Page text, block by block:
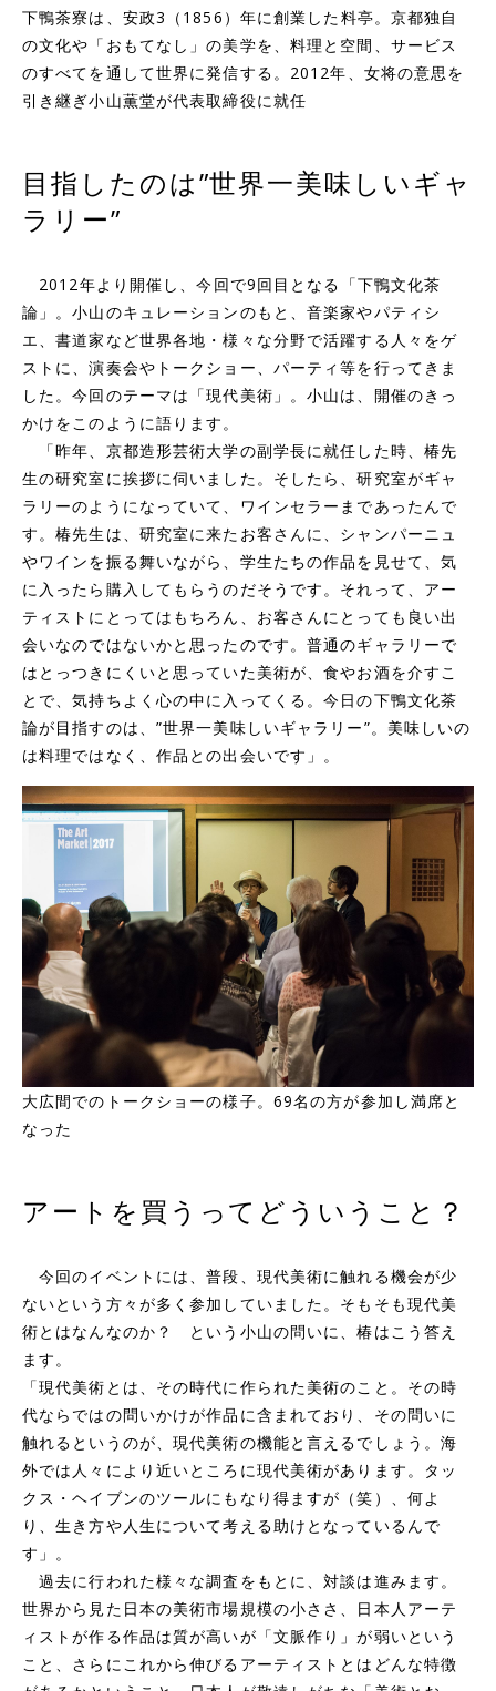
下鴨茶寮は、安政3（1856）年に創業した料亭。京都独自
の文化や「おもてなし」の美学を、料理と空間、サービス
のすべてを通して世界に発信する。2012年、女将の意思を
引き継ぎ小山薫堂が代表取締役に就任
目指したのは”世界一美味しいギャ
ラリー”
2012年より開催し、今回で9回目となる「下鴨文化茶
論」。小山のキュレーションのもと、音楽家やパティシ
エ、書道家など世界各地・様々な分野で活躍する人々をゲ
ストに、演奏会やトークショー、パーティ等を行ってきま
した。今回のテーマは「現代美術」。小山は、開催のきっ
かけをこのように語ります。
「昨年、京都造形芸術大学の副学長に就任した時、椿先
生の研究室に挨拶に伺いました。そしたら、研究室がギャ
ラリーのようになっていて、ワインセラーまであったんで
す。椿先生は、研究室に来たお客さんに、シャンパーニュ
やワインを振る舞いながら、学生たちの作品を見せて、気
に入ったら購入してもらうのだそうです。それって、アー
ティストにとってはもちろん、お客さんにとっても良い出
会いなのではないかと思ったのです。普通のギャラリーで
はとっつきにくいと思っていた美術が、食やお酒を介すこ
とで、気持ちよく心の中に入ってくる。今日の下鴨文化茶
論が目指すのは、”世界一美味しいギャラリー”。美味しいの
は料理ではなく、作品との出会いです」。
大広間でのトークショーの様子。69名の方が参加し満席と
なった
アートを買うってどういうこと？
今回のイベントには、普段、現代美術に触れる機会が少
ないという方々が多く参加していました。そもそも現代美
術とはなんなのか？ という小山の問いに、椿はこう答え
ます。
「現代美術とは、その時代に作られた美術のこと。その時
代ならではの問いかけが作品に含まれており、その問いに
触れるというのが、現代美術の機能と言えるでしょう。海
外では人々により近いところに現代美術があります。タッ
クス・ヘイブンのツールにもなり得ますが（笑）、何よ
り、生き方や人生について考える助けとなっているんで
す」。
過去に行われた様々な調査をもとに、対談は進みます。
世界から見た日本の美術市場規模の小ささ、日本人アーテ
ィストが作る作品は質が高いが「文脈作り」が弱いという
こと、さらにこれから伸びるアーティストとはどんな特徴